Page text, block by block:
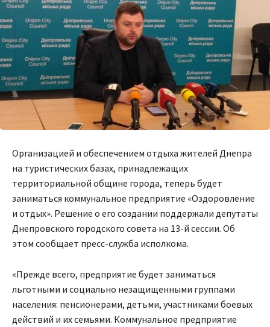
Организацией и обеспечением отдыха жителей Днепра
на туристических базах, принадлежащих
территориальной общине города, теперь будет
заниматься коммунальное предприятие «Оздоровление
и отдых». Решение о его создании поддержали депутаты
Днепровского городского совета на 13-й сессии. Об
этом сообщает пресс-служба исполкома.
«Прежде всего, предприятие будет заниматься
льготными и социально незащищенными группами
населения: пенсионерами, детьми, участниками боевых
действий и их семьями. Коммунальное предприятие